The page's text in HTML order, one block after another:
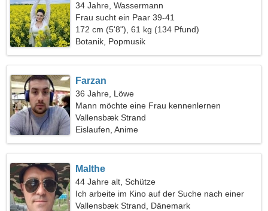
34 Jahre, Wassermann
Frau sucht ein Paar 39-41
172 cm (5'8"), 61 kg (134 Pfund)
Botanik, Popmusik
Farzan
36 Jahre, Löwe
Mann möchte eine Frau kennenlernen
Vallensbæk Strand
Eislaufen, Anime
Malthe
44 Jahre alt, Schütze
Ich arbeite im Kino auf der Suche nach einer
verführerischen Frau
Vallensbæk Strand, Dänemark